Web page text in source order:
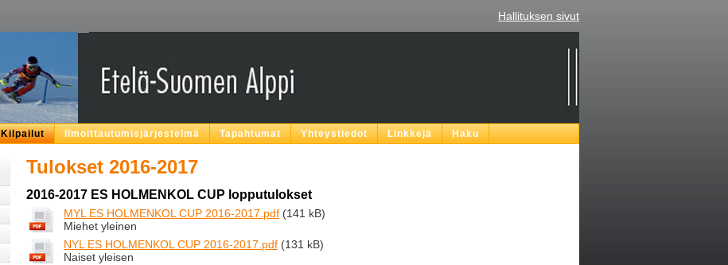
Hallituksen sivut
Kilpailut Ilmoittautumisjärjestelmä Tapahtumat Yhteystiedot Linkkejä Haku
Tulokset 2016-2017
2016-2017 ES HOLMENKOL CUP lopputulokset
MYL ES HOLMENKOL CUP 2016-2017.pdf (141 kB)
Miehet yleinen
NYL ES HOLMENKOL CUP 2016-2017.pdf (131 kB)
Naiset yleisen